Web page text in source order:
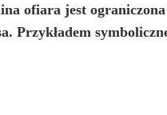
ofiara jest
Przykładem